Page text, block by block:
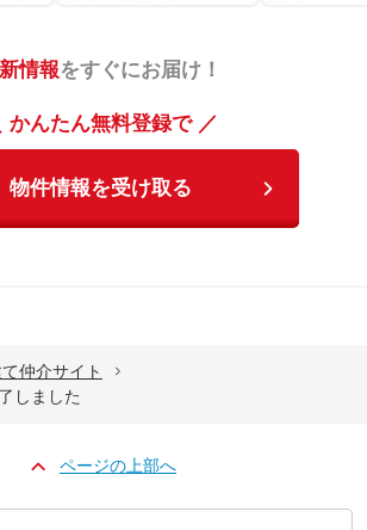
情報をすぐにお届け！
かんたん無料登録で ／
物件情報を受け取る
仲介サイト
しました
ページの上部へ